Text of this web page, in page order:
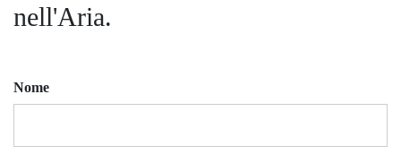
nell'Aria.
Nome